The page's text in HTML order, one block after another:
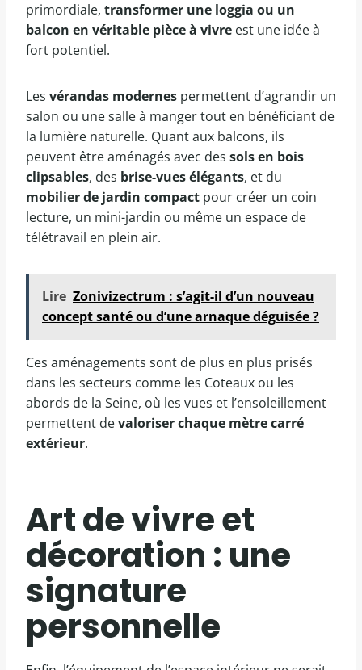
primordiale, transformer une loggia ou un
balcon en véritable pièce à vivre est une idée à
fort potentiel.
Les vérandas modernes permettent d’agrandir un
salon ou une salle à manger tout en bénéficiant de
la lumière naturelle. Quant aux balcons, ils
peuvent être aménagés avec des sols en bois
clipsables, des brise-vues élégants, et du
mobilier de jardin compact pour créer un coin
lecture, un mini-jardin ou même un espace de
télétravail en plein air.
Lire Zonivizectrum : s’agit-il d’un nouveau
concept santé ou d’une arnaque déguisée ?
Ces aménagements sont de plus en plus prisés
dans les secteurs comme les Coteaux ou les
abords de la Seine, où les vues et l’ensoleillement
permettent devaloriser chaque mètre carré
extérieur.
Art de vivre et
décoration : une
signature
personnelle